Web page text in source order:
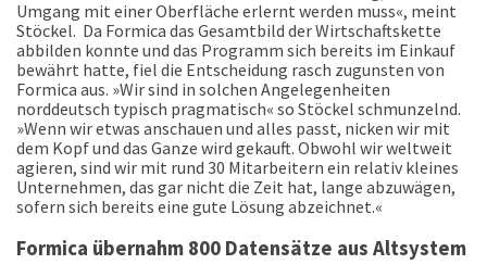
Umgang mit einer Oberfläche erlernt werden muss«, meint
Stöckel. Da Formica das Gesamtbild der Wirtschaftskette
abbilden konnte und das Programm sich bereits im Einkauf
bewährt hatte, fiel die Entscheidung rasch zugunsten von
Formica aus. »Wir sind in solchen Angelegenheiten
norddeutsch typisch pragmatisch« so Stöckel schmunzelnd.
»Wenn wir etwas anschauen und alles passt, nicken wir mit
dem Kopf und das Ganze wird gekauft. Obwohl wir weltweit
agieren, sind wir mit rund 30 Mitarbeitern ein relativ kleines
Unternehmen, das gar nicht die Zeit hat, lange abzuwägen,
sofern sich bereits eine gute Lösung abzeichnet.«
Formica übernahm 800 Datensätze aus Altsystem